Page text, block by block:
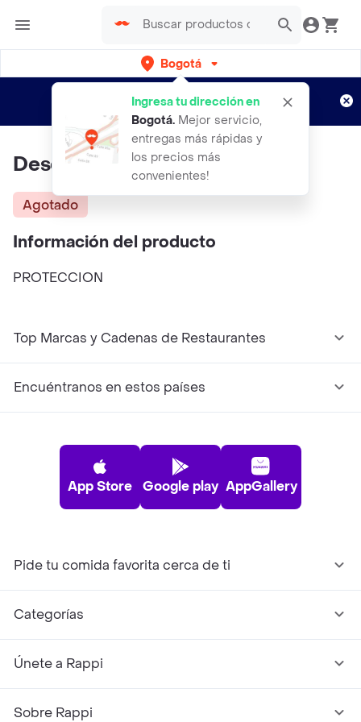
Bogotá
Ingresa tu dirección en
Bogotá. Mejor servicio,
entregas más rápidas y
los precios más
convenientes!
envíos gratis por semanas
Aplican TyC
Desodorante Amway Roll O N
Agotado
Información del producto
PROTECCION
Top Marcas y Cadenas de Restaurantes
Encuéntranos en estos países
App Store Google play AppGallery
Pide tu comida favorita cerca de ti
Categorías
Únete a Rappi
Sobre Rappi